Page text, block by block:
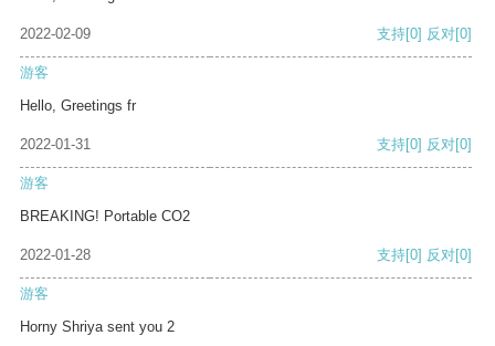
2022-02-09 支持[0] 反对[0]
游客
Hello, Greetings fr
2022-01-31 支持[0] 反对[0]
游客
BREAKING! Portable CO2
2022-01-28 支持[0] 反对[0]
游客
Horny Shriya sent you 2